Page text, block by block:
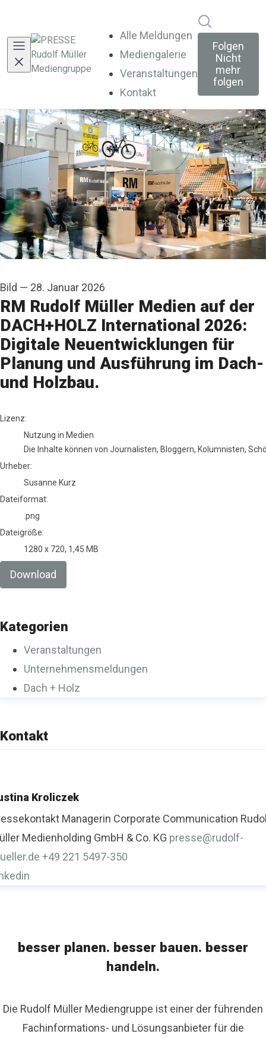
Alle Meldungen
Mediengalerie
Veranstaltungen
Kontakt
Folgen
Nicht
mehr
folgen
Bild — 28. Januar 2026
RM Rudolf Müller Medien auf der
DACH+HOLZ International 2026:
Digitale Neuentwicklungen für
Planung und Ausführung im Dach-
und Holzbau.
Susanne Kurz
Lizenz:
Nutzung in Medien
Die Inhalte können von Journalisten, Bloggern, Kolumnisten,
Urheber:
Susanne Kurz
Dateiformat:
.png
Dateigröße:
1280 x 720, 1,45 MB
Download
Kategorien
Veranstaltungen
Unternehmensmeldungen
Dach + Holz
Kontakt
Kroliczek
Managerin Corporate Communication
Medienholding GmbH & Co. KG presse@rudolf-
+49 221 5497-350
besser planen. besser bauen. besser
handeln.
Die Rudolf Müller Mediengruppe ist einer der führenden
Fachinformations- und Lösungsanbieter für die